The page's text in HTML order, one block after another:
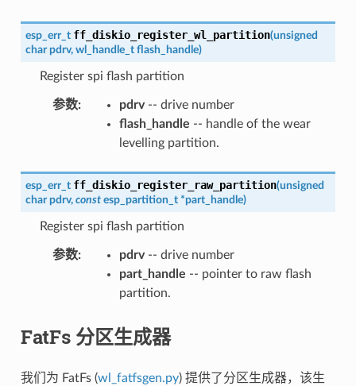
esp_err_t ff_diskio_register_wl_partition(unsigned
char pdrv, wl_handle_t flash_handle)
Register spi flash partition
参数: pdrv-- drive number
flash_handle -- handle of the wear
levelling partition.
esp_err_t ff_diskio_register_raw_partition(unsigned
char pdrv, const esp_partition_t *part_handle)
Register spi flash partition
参数: pdrv-- drive number
part_handle -- pointer to raw flash
partition.
FatFs 分区生成器
我们为 FatFs (wl_fatfsgen.py) 提供了分区生成器，该生